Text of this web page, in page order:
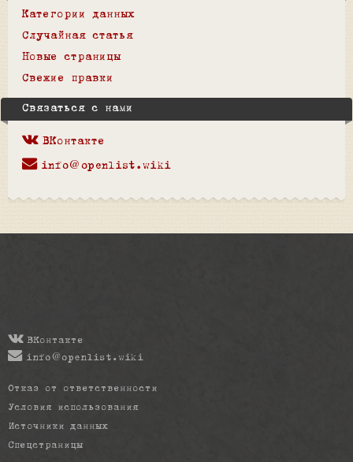
Категории данных
Случайная статья
Новые страницы
Свежие правки
Связаться с нами
ВКонтакте
info@openlist.wiki
ВКонтакте
info@openlist.wiki
Отказ от ответственности
Условия использования
Источники данных
Спецстраницы